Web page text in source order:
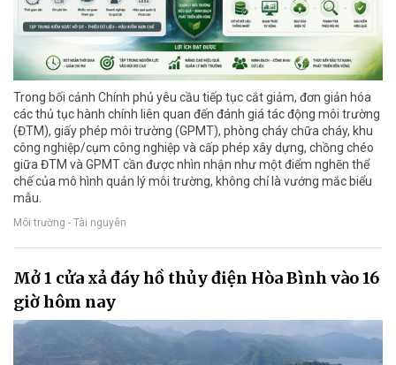
Trong bối cảnh Chính phủ yêu cầu tiếp tục cắt giảm, đơn giản hóa
các thủ tục hành chính liên quan đến đánh giá tác động môi trường
(ĐTM), giấy phép môi trường (GPMT), phòng cháy chữa cháy, khu
công nghiệp/cụm công nghiệp và cấp phép xây dựng, chồng chéo
giữa ĐTM và GPMT cần được nhìn nhận như một điểm nghẽn thể
chế của mô hình quản lý môi trường, không chỉ là vướng mắc biểu
mẫu.
Môi trường - Tài nguyên
Mở 1 cửa xả đáy hồ thủy điện Hòa Bình vào 16
giờ hôm nay